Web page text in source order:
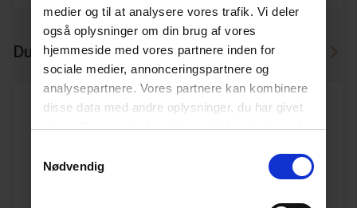
medier og til at analysere vores trafik. Vi deler
også oplysninger om din brug af vores
hjemmeside med vores partnere inden for
sociale medier, annonceringspartnere og
analysepartnere. Vores partnere kan kombinere
disse data med andre oplysninger, du har givet
dem, eller som de har indsamlet fra din brug af
Nødvendig
Du skal måske også bruge
250 mm Pragma PP korrugeret rør 3,0 m, SN8 m/gi-